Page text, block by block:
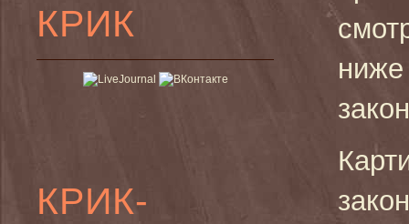
КРИК
КРИК-
ниже